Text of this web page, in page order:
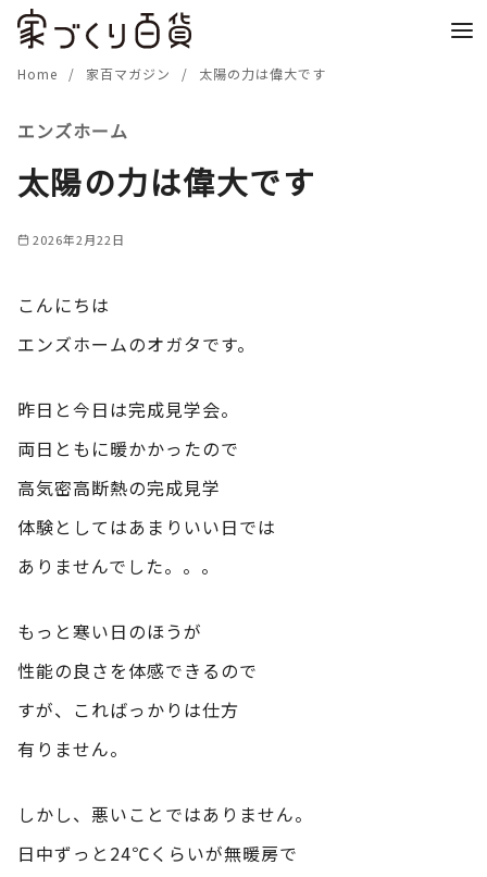
Home 家百マガジン 太陽の力は偉大です
エンズホーム
太陽の力は偉大です
2026年2月22日
こんにちは
エンズホームのオガタです。
昨日と今日は完成見学会。
両日ともに暖かかったので
高気密高断熱の完成見学
体験としてはあまりいい日では
ありませんでした。。。
もっと寒い日のほうが
性能の良さを体感できるので
すが、こればっかりは仕方
有りません。
しかし、悪いことではありません。
日中ずっと24℃くらいが無暖房で